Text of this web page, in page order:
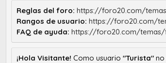
Reglas del foro: https://foro20.com/
Rangos de usuario: https://foro20.com/
FAQ de ayuda: https://foro20.com/
¡Hola Visitante! Como usuario "Turista" no